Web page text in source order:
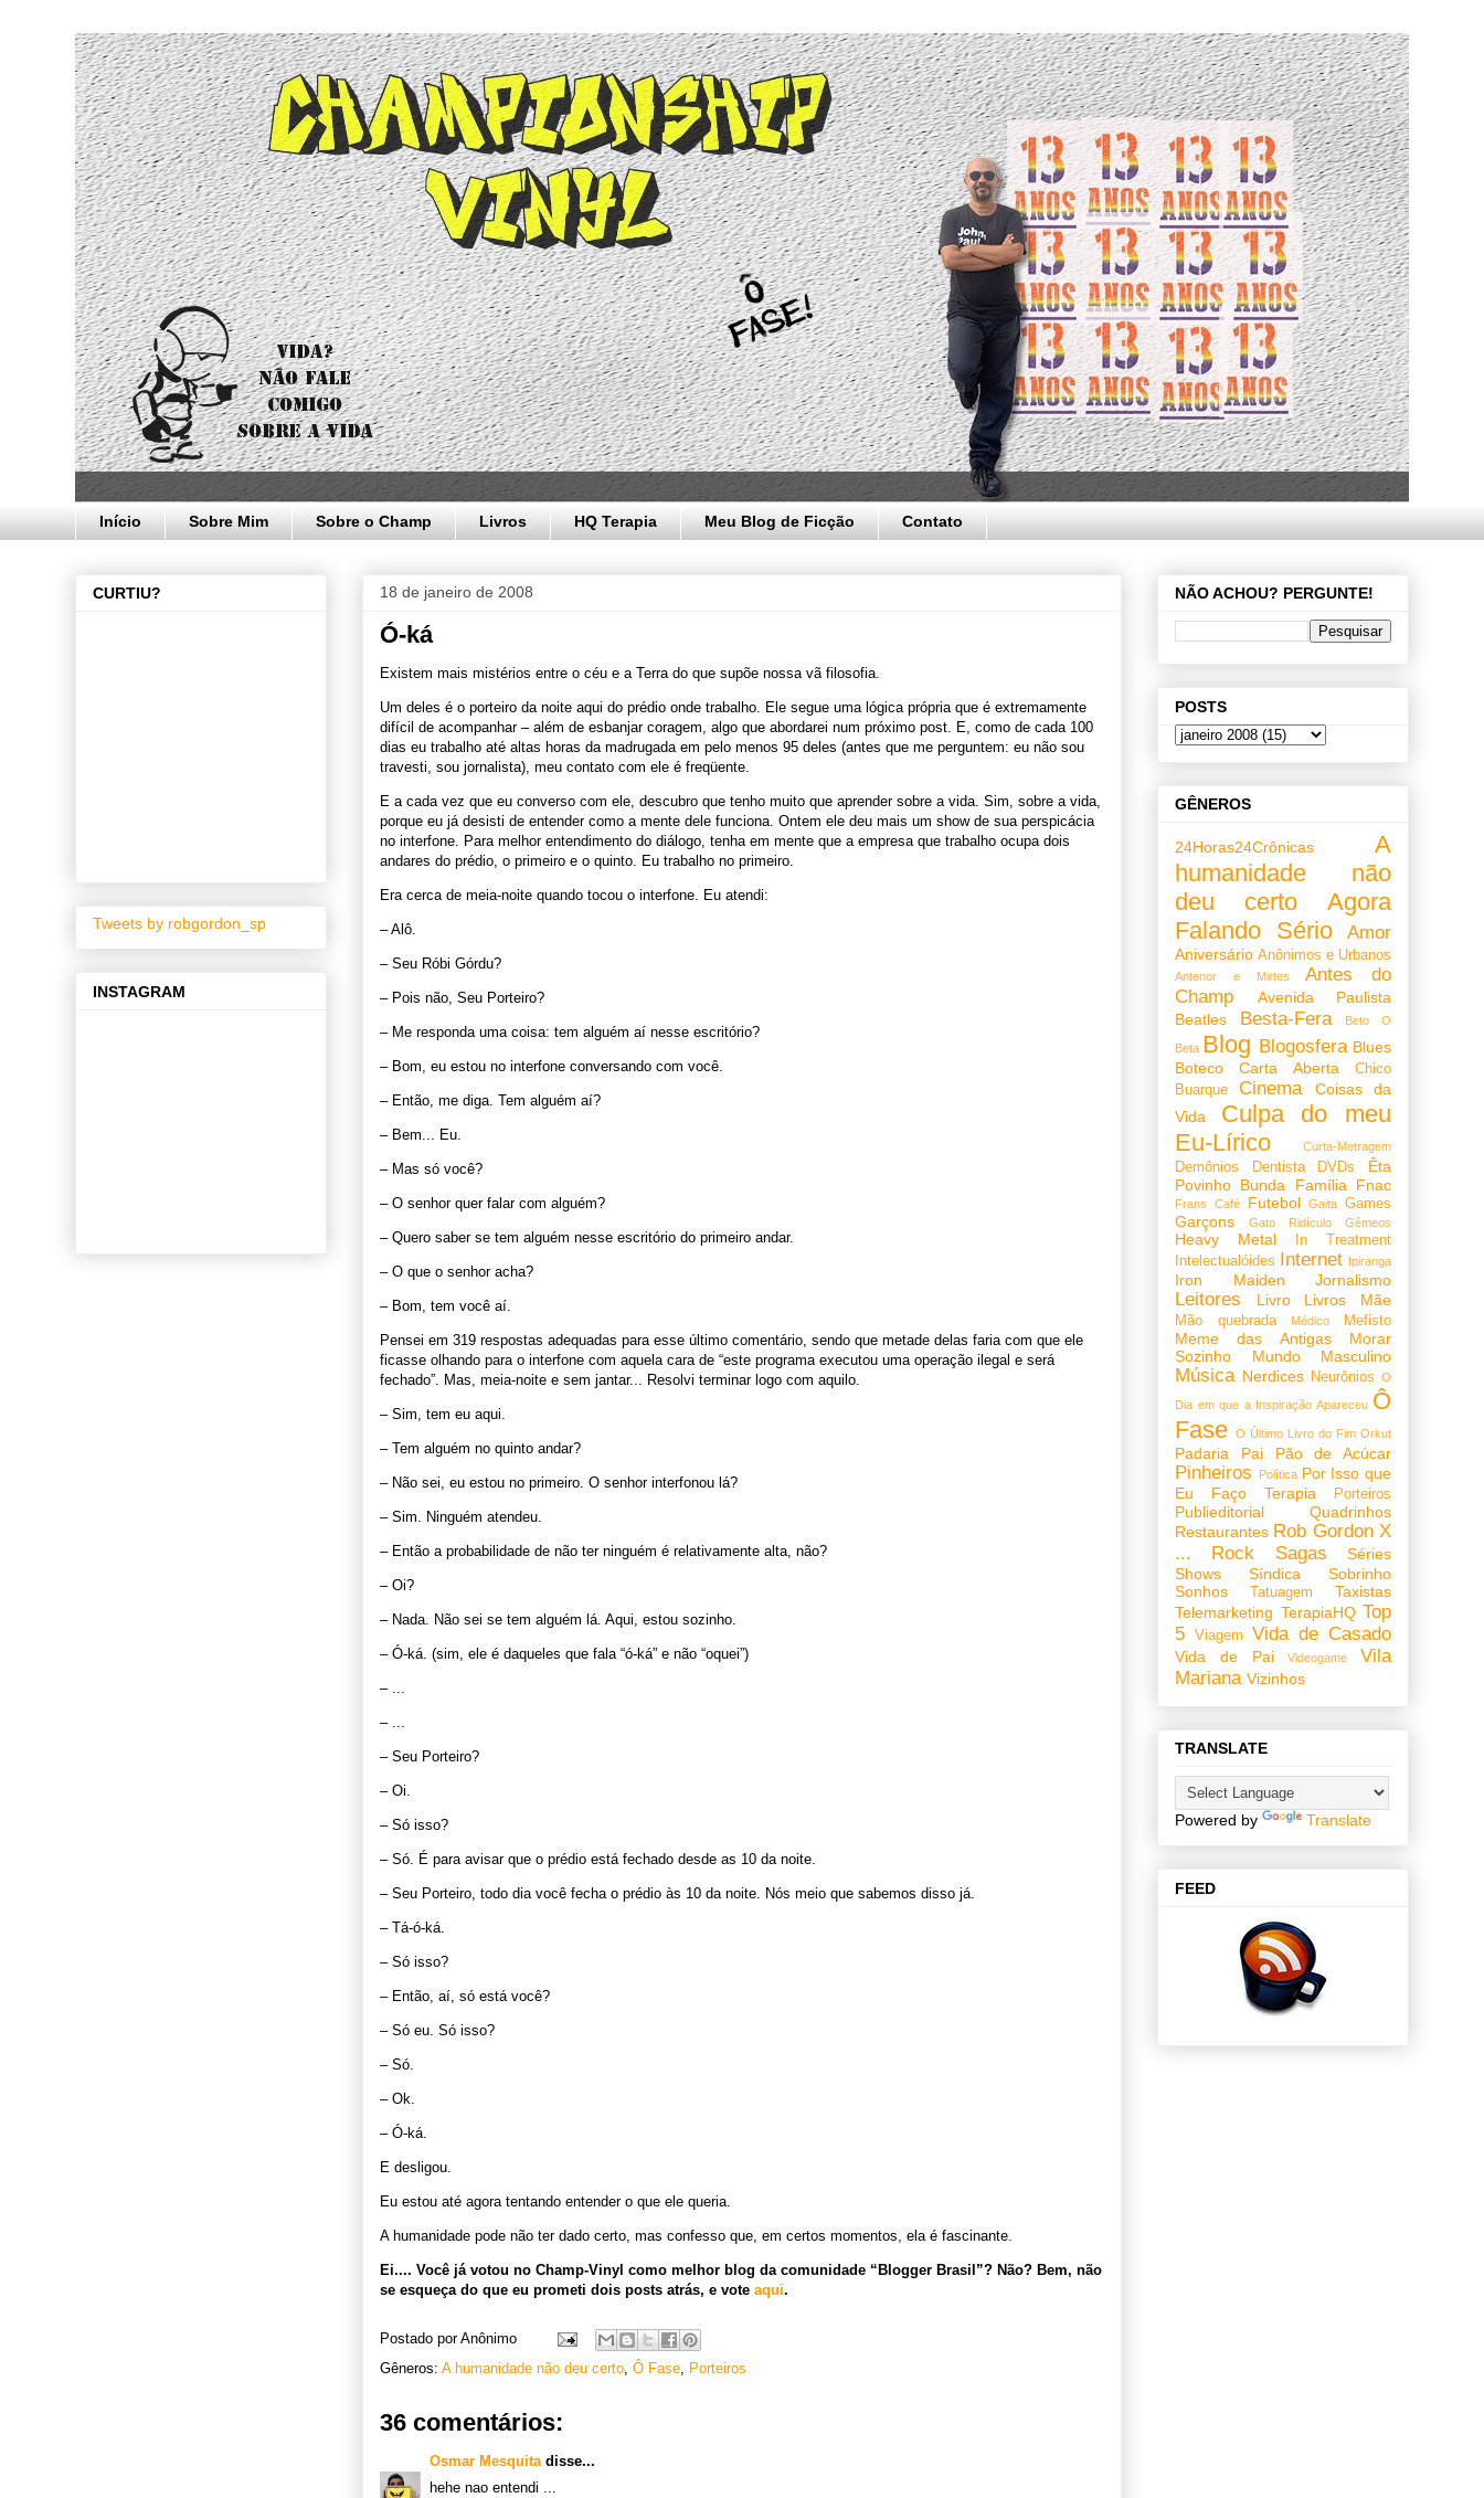
Início Sobre Mim Sobre o Champ Livros HQ Terapia Meu Blog de Ficção Contato
18 de janeiro de 2008
Ó-ká
Existem mais mistérios entre o céu e a Terra do que supõe nossa vã filosofia.
Um deles é o porteiro da noite aqui do prédio onde trabalho. Ele segue uma lógica própria que é extremamente
difícil de acompanhar – além de esbanjar coragem, algo que abordarei num próximo post. E, como de cada 100
dias eu trabalho até altas horas da madrugada em pelo menos 95 deles (antes que me perguntem: eu não sou
travesti, sou jornalista), meu contato com ele é freqüente.
E a cada vez que eu converso com ele, descubro que tenho muito que aprender sobre a vida. Sim, sobre a vida,
porque eu já desisti de entender como a mente dele funciona. Ontem ele deu mais um show de sua perspicácia
no interfone. Para melhor entendimento do diálogo, tenha em mente que a empresa que trabalho ocupa dois
andares do prédio, o primeiro e o quinto. Eu trabalho no primeiro.
Era cerca de meia-noite quando tocou o interfone. Eu atendi:
– Alô.
– Seu Róbi Górdu?
– Pois não, Seu Porteiro?
– Me responda uma coisa: tem alguém aí nesse escritório?
– Bom, eu estou no interfone conversando com você.
– Então, me diga. Tem alguém aí?
– Bem... Eu.
– Mas só você?
– O senhor quer falar com alguém?
– Quero saber se tem alguém nesse escritório do primeiro andar.
– O que o senhor acha?
– Bom, tem você aí.
Pensei em 319 respostas adequadas para esse último comentário, sendo que metade delas faria com que ele
ficasse olhando para o interfone com aquela cara de “este programa executou uma operação ilegal e será
fechado”. Mas, meia-noite e sem jantar... Resolvi terminar logo com aquilo.
– Sim, tem eu aqui.
– Tem alguém no quinto andar?
– Não sei, eu estou no primeiro. O senhor interfonou lá?
– Sim. Ninguém atendeu.
– Então a probabilidade de não ter ninguém é relativamente alta, não?
– Oi?
– Nada. Não sei se tem alguém lá. Aqui, estou sozinho.
– Ó-ká. (sim, ele é daqueles que fala “ó-ká” e não “oquei”)
– ...
– ...
– Seu Porteiro?
– Oi.
– Só isso?
– Só. É para avisar que o prédio está fechado desde as 10 da noite.
– Seu Porteiro, todo dia você fecha o prédio às 10 da noite. Nós meio que sabemos disso já.
– Tá-ó-ká.
– Só isso?
– Então, aí, só está você?
– Só eu. Só isso?
– Só.
– Ok.
– Ó-ká.
E desligou.
Eu estou até agora tentando entender o que ele queria.
A humanidade pode não ter dado certo, mas confesso que, em certos momentos, ela é fascinante.
Ei.... Você já votou no Champ-Vinyl como melhor blog da comunidade “Blogger Brasil”? Não? Bem, não
se esqueça do que eu prometi dois posts atrás, e vote aqui.
Postado porAnônimo
Gêneros: A humanidade não deu certo Ô Fase Porteiros
36 comentários:
Osmar Mesquita disse...
hehe nao entendi ...
CURTIU?
Tweets by robgordon_sp
INSTAGRAM
NÃO ACHOU? PERGUNTE!
POSTS
GÊNEROS
24Horas24Crônicas
A
humanidade não
deu certo
Agora
Falando Sério
Amor
Aniversário Anônimos e Urbanos
Antenor e Mirtes
Antes do
Champ
Avenida Paulista
Beatles
Besta-Fera Beto O
Beta Blog Blogosfera Blues
Boteco
Carta Aberta
Chico
Buarque
Cinema
Coisas da
Vida
Culpa do meu
Eu-Lírico
Curta-Metragem
Demônios Dentista DVDs
Êta
Povinho Bunda
Família Fnac
Frans Café Futebol Gaita Games
Garçons Gato Ridículo Gêmeos
Heavy Metal
In Treatment
Intelectualóides Internet Ipiranga
Iron Maiden Jornalismo
Leitores Livro Livros Mãe
Mão quebrada Médico Mefisto
Meme das Antigas
Morar
Sozinho
Mundo Masculino
Música Nerdices Neurônios O
Dia em que a Inspiração Apareceu Ô
Fase O Último Livro do Fim Orkut
Padaria Pai Pão de Acúcar
Pinheiros Política Por Isso que
Eu Faço Terapia
Porteiros
Publieditorial
Quadrinhos
Restaurantes Rob Gordon X
...
Rock Sagas
Séries
Shows
Síndica
Sobrinho
Sonhos
Tatuagem
Taxistas
Telemarketing TerapiaHQ Top
5
Viagem Vida de Casado
Vida de Pai Videogame
Vila
Mariana Vizinhos
TRANSLATE
Powered by Translate
FEED